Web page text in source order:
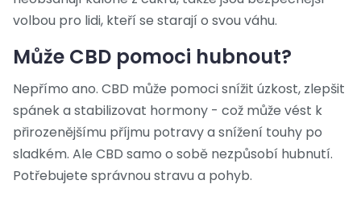
volbou pro lidi, kteří se starají o svou váhu.
Může CBD pomoci hubnout?
Nepřímo ano. CBD může pomoci snížit úzkost, zlepšit
spánek a stabilizovat hormony - což může vést k
přirozenějšímu příjmu potravy a snížení touhy po
sladkém. Ale CBD samo o sobě nezpůsobí hubnutí.
Potřebujete správnou stravu a pohyb.